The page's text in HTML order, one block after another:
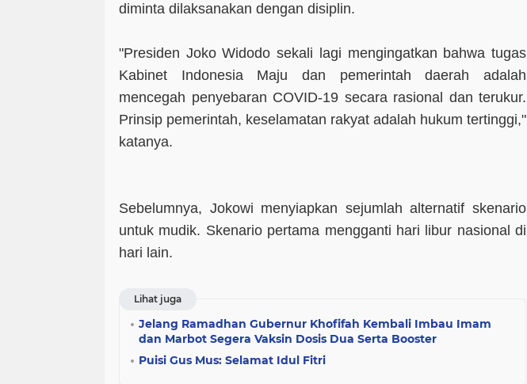
diminta dilaksanakan dengan disiplin.
"Presiden Joko Widodo sekali lagi mengingatkan bahwa tugas
Kabinet Indonesia Maju dan pemerintah daerah adalah
mencegah penyebaran COVID-19 secara rasional dan terukur.
Prinsip pemerintah, keselamatan rakyat adalah hukum tertinggi,"
katanya.
Sebelumnya, Jokowi menyiapkan sejumlah alternatif skenario
untuk mudik. Skenario pertama mengganti hari libur nasional di
hari lain.
Lihat juga
Jelang Ramadhan Gubernur Khofifah Kembali Imbau Imam
dan Marbot Segera Vaksin Dosis Dua Serta Booster
Puisi Gus Mus: Selamat Idul Fitri